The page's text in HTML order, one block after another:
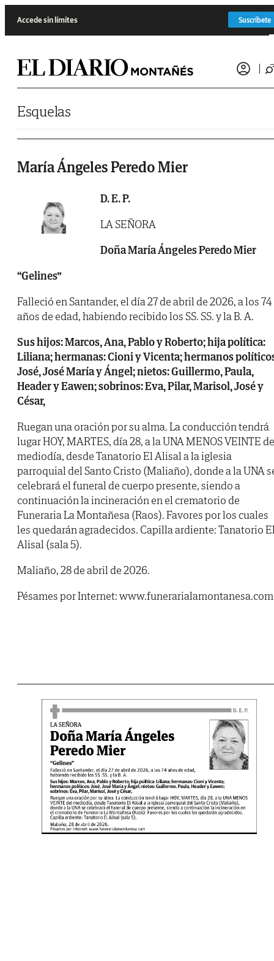
Accede sin límites Suscríbete
Esquelas
María Ángeles Peredo Mier
D. E. P.
LA SEÑORA
Doña María Ángeles Peredo Mier
“Gelines”
Falleció en Santander, el día 27 de abril de 2026, a los 74
años de edad, habiendo recibido los SS. SS. y la B. A.
Sus hijos: Marcos, Ana, Pablo y Roberto; hija política:
Liliana; hermanas: Cioni y Vicenta; hermanos
José, José María y Ángel; nietos: Guillermo, Paula,
Header y Eawen; sobrinos: Eva, Pilar, Marisol, José y
César,
Ruegan una oración por su alma. La conducción tendrá
lugar HOY, MARTES, día 28, a la UNA MENOS VEINTE
mediodía, desde Tanatorio El Alisal a la iglesia
parroquial del Santo Cristo (Maliaño), donde a la UNA
celebrará el funeral de cuerpo presente, siendo a
continuación la incineración en el crematorio de
Funeraria La Montañesa (Raos). Favores por los cuales
les quedarán agradecidos. Capilla ardiente: Tanatorio
Alisal (sala 5).
Maliaño, 28 de abril de 2026.
Pésames por Internet: www.funerarialamontanesa.com